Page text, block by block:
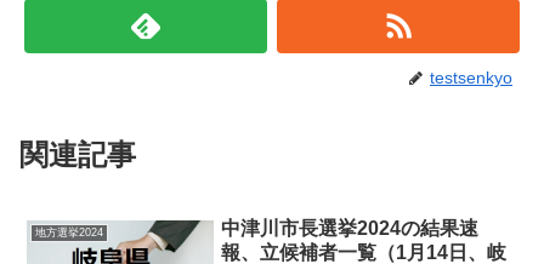
testsenkyo
関連記事
地方選挙2024
中津川市長選挙2024の結果速
報、立候補者一覧（1月14日、岐